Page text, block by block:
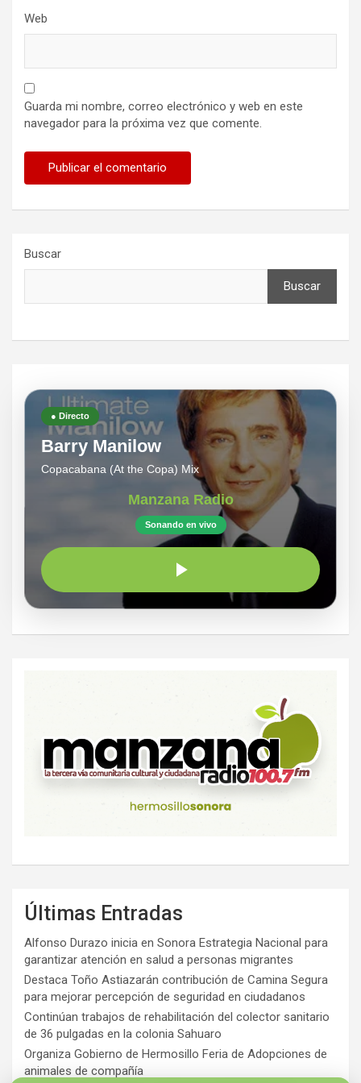
Web
Guarda mi nombre, correo electrónico y web en este
navegador para la próxima vez que comente.
Buscar
Buscar
● Directo
Barry Manilow
Copacabana (At the Copa) Mix
Manzana Radio
Sonando en vivo
Últimas Entradas
Alfonso Durazo inicia en Sonora Estrategia Nacional para
garantizar atención en salud a personas migrantes
Destaca Toño Astiazarán contribución de Camina Segura
para mejorar percepción de seguridad en ciudadanos
Continúan trabajos de rehabilitación del colector sanitario
de 36 pulgadas en la colonia Sahuaro
Organiza Gobierno de Hermosillo Feria de Adopciones de
animales de compañía